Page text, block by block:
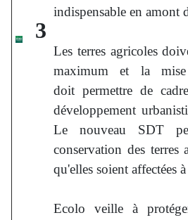
3
indispensable en amont
Les terres agricoles
maximum et la
doit permettre de
développement
Le nouveau SDT
conservation des terres
qu'elles soient affectées
Ecolo veille à